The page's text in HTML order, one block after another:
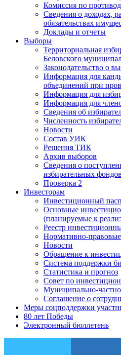
Комиссия по
Сведения о доходах,
обязательствах
Доклады и отчеты
Выборы
Территориальная
Беловского
Законодательство о
Информация для
объединений при
Информация для
Информация для
Сведения об
Численность
Новости
Состав УИК
Решения ТИК
Архив выборов
Сведения о
избирательных
Проверка 2
Инвесторам
Инвестиционный
Основные
(планируемые к
Реестр
Нормативно-
Новости
Обращение к
Система поддержки
Статистика и прогноз
Совет по
Муниципально-
Соглашение о
Меры соцподдержки
80 лет Победы
Электронный бюллетень